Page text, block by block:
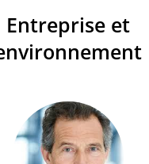
Entreprise et